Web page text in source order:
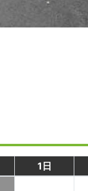
1日